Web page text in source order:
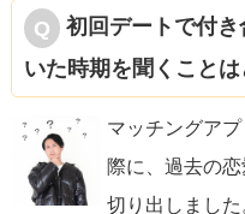
初回デートで付
いた時期を聞くことは
マッチングア
際に、過去の
切り出しました